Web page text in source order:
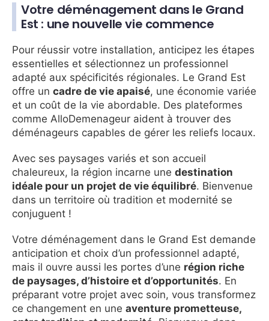
Votre déménagement dans le Grand
Est : une nouvelle vie commence
Pour réussir votre installation, anticipez les étapes
essentielles et sélectionnez un professionnel
adapté aux spécificités régionales. Le Grand Est
offre un cadre de vie apaisé, une économie variée
et un coût de la vie abordable. Des plateformes
comme AlloDemenageur aident à trouver des
déménageurs capables de gérer les reliefs locaux.
Avec ses paysages variés et son accueil
chaleureux, la région incarne une destination
idéale pour un projet de vie équilibré. Bienvenue
dans un territoire où tradition et modernité se
conjuguent !
Votre déménagement dans le Grand Est demande
anticipation et choix d’un professionnel adapté,
mais il ouvre aussi les portes d’une région riche
de paysages, d’histoire et d’opportunités. En
préparant votre projet avec soin, vous transformez
ce changement en une aventure prometteuse,